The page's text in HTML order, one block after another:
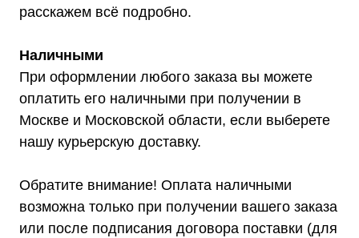
расскажем всё подробно.
Наличными
При оформлении любого заказа вы можете
оплатить его наличными при получении в
Москве и Московской области, если выберете
нашу курьерскую доставку.
Обратите внимание! Оплата наличными
возможна только при получении вашего заказа
или после подписания договора поставки (для
Покупателям
Доставка
Оплата
Гарантии
Акции
Условия оформления заказа
Реквизиты